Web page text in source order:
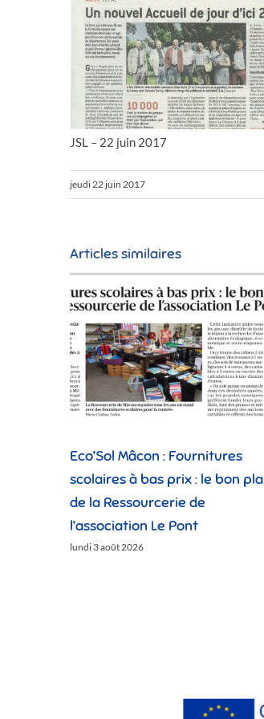
JSL – 22 juin 2017
jeudi 22 juin 2017
Articles similaires
Eco’Sol Mâcon : Fournitures
scolaires à bas prix : le bon
de la Ressourcerie de
l’association Le Pont
lundi 3 août 2026